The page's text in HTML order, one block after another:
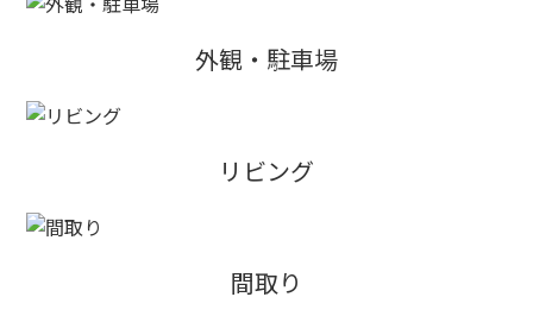
外観・駐車場
リビング
間取り